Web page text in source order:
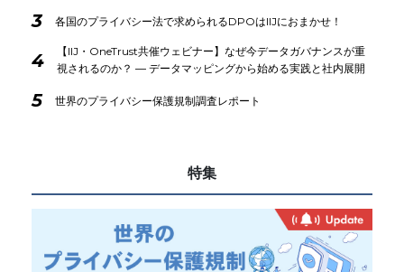
3 各国のプライバシー法で求められるDPOはIIJにおまかせ！
4
【IIJ・OneTrust共催ウェビナー】なぜ今データガバナンスが重
視されるのか？ ― データマッピングから始める実践と社内展開
5 世界のプライバシー保護規制調査レポート
特集